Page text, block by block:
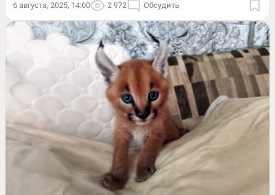
6 августа, 2025, 14:00 2 972 Обсудить